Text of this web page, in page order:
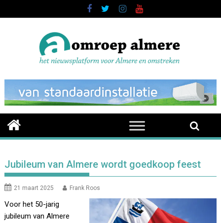
to
Jubileum van Almere wordt goedkoop feest
21 maart 2025 Frank Roos
Voor het 50-jarig
jubileum van Almere